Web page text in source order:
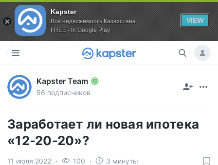
Kapster
Вся недвижимость Казахстана
FREE - In Google Play
VIEW
Kapster Team
56 подписчиков
Заработает ли новая ипотека
«12-20-20»?
11 июля 2022 100 3 минуты